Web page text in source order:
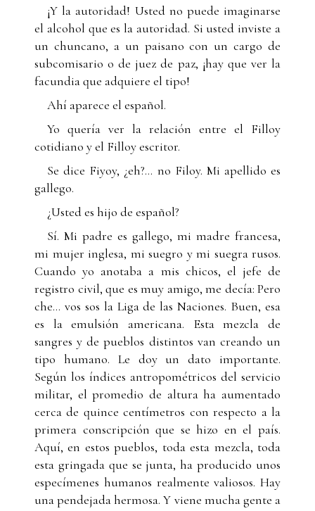
¡Y la autoridad! Usted no puede imaginarse
el alcohol que es la autoridad. Si usted inviste a
un chuncano, a un paisano con un cargo de
subcomisario o de juez de paz, ¡hay que ver la
facundia que adquiere el tipo!
Ahí aparece el español.
Yo quería ver la relación entre el Filloy
cotidiano y el Filloy escritor.
Se dice Fiyoy, ¿eh?... no Filoy. Mi apellido es
gallego.
¿Usted es hijo de español?
Sí. Mi padre es gallego, mi madre francesa,
mi mujer inglesa, mi suegro y mi suegra rusos.
Cuando yo anotaba a mis chicos, el jefe de
registro civil, que es muy amigo, me decía: Pero
che... vos sos la Liga de las Naciones. Buen, esa
es la emulsión americana. Esta mezcla de
sangres y de pueblos distintos van creando un
tipo humano. Le doy un dato importante.
Según los índices antropométricos del servicio
militar, el promedio de altura ha aumentado
cerca de quince centímetros con respecto a la
primera conscripción que se hizo en el país.
Aquí, en estos pueblos, toda esta mezcla, toda
esta gringada que se junta, ha producido unos
especímenes humanos realmente valiosos. Hay
una pendejada hermosa. Y viene mucha gente a